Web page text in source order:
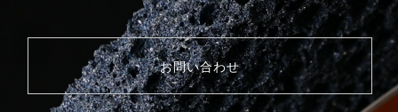
お問い合わせ